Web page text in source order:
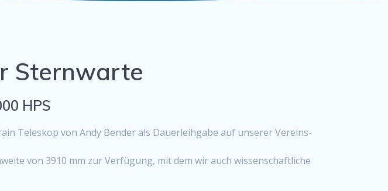
Sternwarte
HPS
Teleskop von Andy Bender als Dauerleihgabe auf unserer Vereins-
von 3910 mm zur Verfügung, mit dem wir auch wissenschaftliche